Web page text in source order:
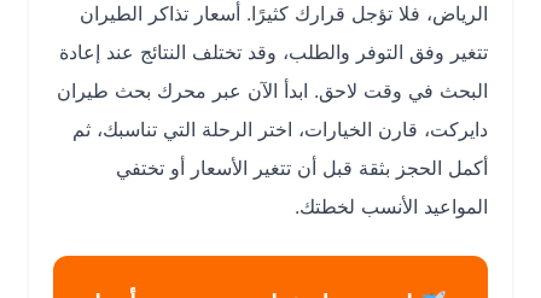
الرياض، فلا تؤجل قرارك كثيرًا. أسعار تذاكر الطيران
تتغير وفق التوفر والطلب، وقد تختلف النتائج عند إعادة
البحث في وقت لاحق. ابدأ الآن عبر محرك بحث طيران
دايركت، قارن الخيارات، اختر الرحلة التي تناسبك، ثم
أكمل الحجز بثقة قبل أن تتغير الأسعار أو تختفي
المواعيد الأنسب لخطتك.